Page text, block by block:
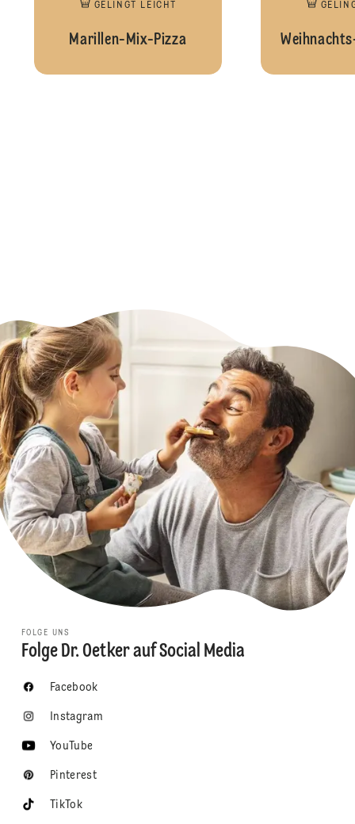
GELINGT LEICHT
Marillen-Mix-Pizza
FOLGE UNS
Folge Dr. Oetker auf Social Media
Facebook
Instagram
YouTube
Pinterest
TikTok